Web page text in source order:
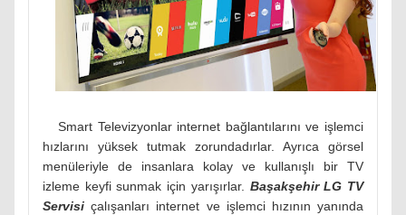
Smart Televizyonlar internet bağlantılarını ve işlemci
hızlarını yüksek tutmak zorundadırlar. Ayrıca görsel
menüleriyle de insanlara kolay ve kullanışlı bir TV
izleme keyfi sunmak için yarışırlar. Başakşehir LG TV
Servisi çalışanları internet ve işlemci hızının yanında